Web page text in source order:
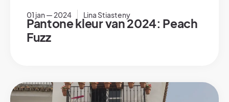
01 jan — 2024 Lina Stiasteny
Pantone kleur van 2024: Peach
Fuzz